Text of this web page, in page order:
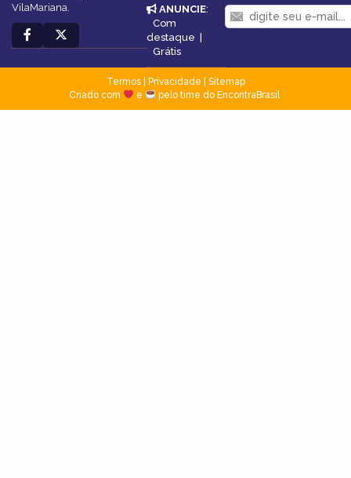
VilaMariana.
ANUNCIE:
Com
destaque |
Grátis
Termos| Privacidade
Sitemap
Criado com
e pelo time do EncontraBrasil